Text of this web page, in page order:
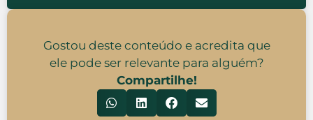
Gostou deste conteúdo e acredita que
ele pode ser relevante para alguém?
Compartilhe!